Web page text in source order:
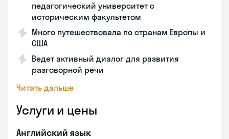
педагогический университет с
историческим факультетом
Много путешествовала по странам Европы и
США
Ведет активный диалог для развития
разговорной речи
Читать дальше
Услуги и цены
Английский язык